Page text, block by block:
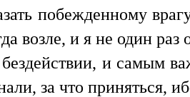
побежденному
возле, и я не один
и самым
за что приняться,